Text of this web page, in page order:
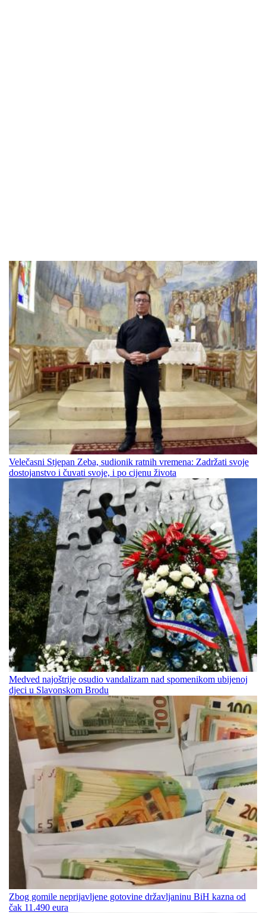
Velečasni Stjepan Zeba, sudionik ratnih vremena: Zadržati svoje
dostojanstvo i čuvati svoje, i po cijenu života
Medved najoštrije osudio vandalizam nad spomenikom ubijenoj
djeci u Slavonskom Brodu
Zbog gomile neprijavljene gotovine državljaninu BiH kazna od
čak 11.490 eura